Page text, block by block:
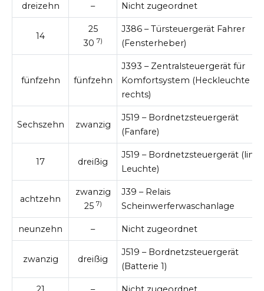
dreizehn – Nicht zugeordnet
14
25
30 7)
J386 – Türsteuergerät Fahrer
(Fensterheber)
fünfzehn fünfzehn
J393 – Zentralsteuergerät für
Komfortsystem (Heckleuchte
rechts)
Sechszehn zwanzig
J519 – Bordnetzsteuergerät
(Fanfare)
17 dreißig
J519 – Bordnetzsteuergerät
Leuchte)
achtzehn
zwanzig
25 7)
J39 – Relais
Scheinwerferwaschanlage
neunzehn – Nicht zugeordnet
zwanzig dreißig
J519 – Bordnetzsteuergerät
(Batterie 1)